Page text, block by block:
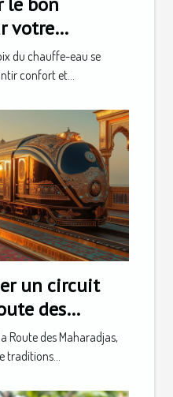
votre
du chauffe-eau se
confort et...
un circuit
des
Route des Maharadjas,